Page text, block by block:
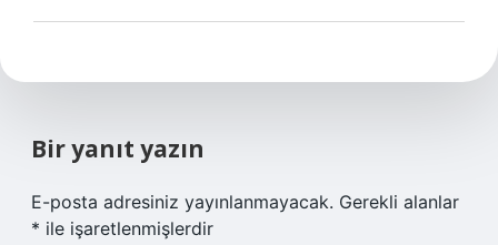
Bir yanıt yazın
E-posta adresiniz yayınlanmayacak. Gerekli alanlar
* ile işaretlenmişlerdir